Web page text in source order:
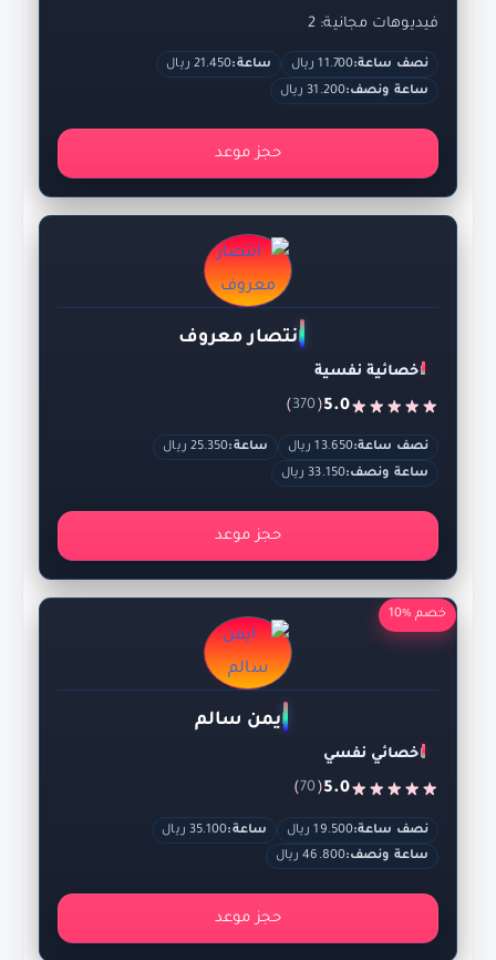
فيديوهات مجانية: 2
نصف ساعة:11.700 ريال ساعة:21.450 ريال
ساعة ونصف:31.200 ريال
حجز موعد
انتصار معروف
اخصائية نفسية
5.0
(
370
)
نصف ساعة:13.650 ريال ساعة:25.350 ريال
ساعة ونصف:33.150 ريال
حجز موعد
خصم %10
ايمن سالم
اخصائي نفسي
5.0
(
70
)
نصف ساعة:19.500 ريال ساعة:35.100 ريال
ساعة ونصف:46.800 ريال
حجز موعد